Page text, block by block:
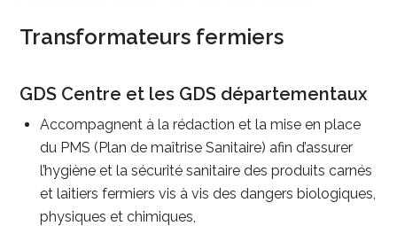
Transformateurs fermiers
GDS Centre et les GDS départementaux
Accompagnent à la rédaction et la mise en place
du PMS (Plan de maîtrise Sanitaire) afin d’assurer
l’hygiène et la sécurité sanitaire des produits carnés
et laitiers fermiers vis à vis des dangers biologiques,
physiques et chimiques,